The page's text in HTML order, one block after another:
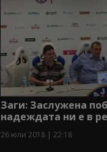
Заги: Заслужена
надеждата ни е в
26 юли 2018 | 22:18